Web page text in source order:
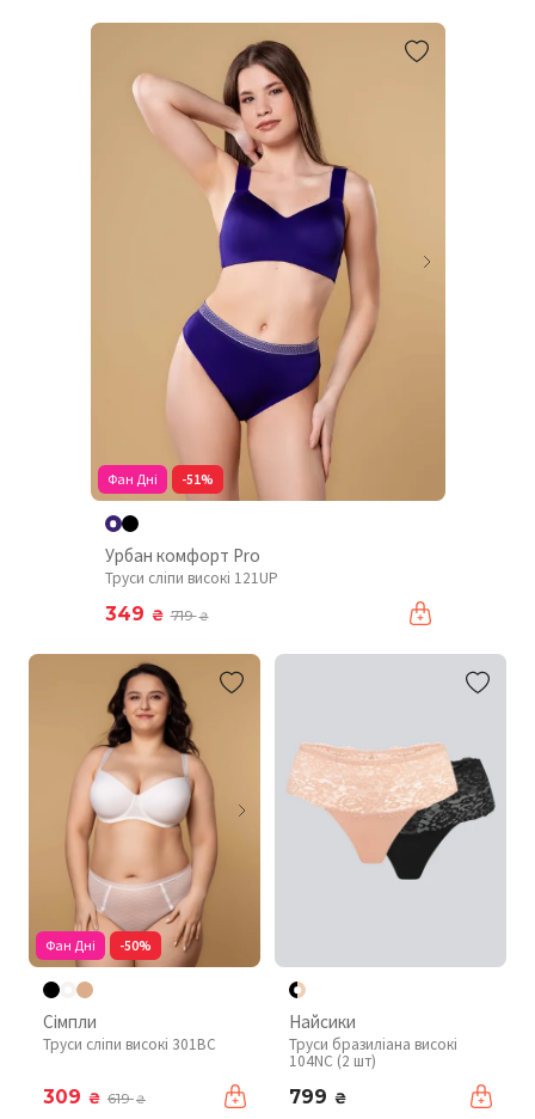
Фан Дні -51%
Урбан комфорт Pro
Труси сліпи високі 121UP
349 ₴ 719₴
Фан Дні -50%
Сімпли
Труси сліпи високі 301BC
309 ₴ 619₴
Найсики
Труси бразиліана високі
104NC (2 шт)
799 ₴